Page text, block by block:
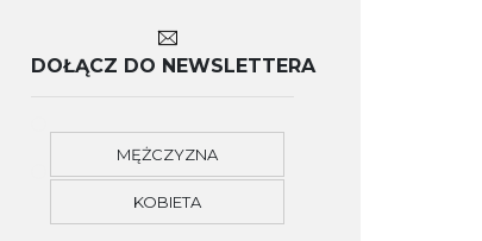
DOŁĄCZ DO NEWSLETTERA
MĘŻCZYZNA
KOBIETA